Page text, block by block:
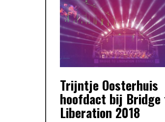
POSTED
ON
Trijntje Oosterhuis
hoofdact bij Bridge
Liberation 2018